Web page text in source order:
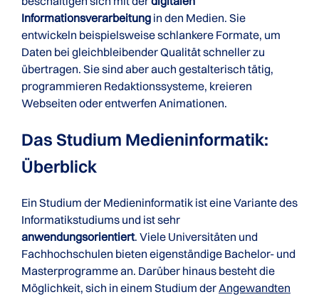
Informationsverarbeitung in den Medien. Sie
entwickeln beispielsweise schlankere Formate, um
Daten bei gleichbleibender Qualität schneller zu
übertragen. Sie sind aber auch gestalterisch tätig,
programmieren Redaktionssysteme, kreieren
Webseiten oder entwerfen Animationen.
Das Studium Medieninformatik:
Überblick
Ein Studium der Medieninformatik ist eine Variante des
Informatikstudiums und ist sehr
anwendungsorientiert. Viele Universitäten und
Fachhochschulen bieten eigenständige Bachelor- und
Masterprogramme an. Darüber hinaus besteht die
Möglichkeit, sich in einem Studium derAngewandten